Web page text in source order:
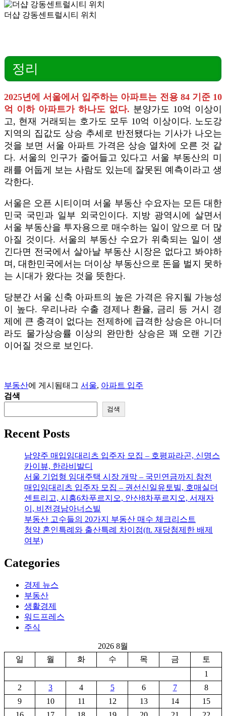
더샵 강동센트럴시티 위치
정리
2025년에 서울에서 입주하는 아파트는 전용 84 기준 10
억 이하 아파트가 하나도 없다. 분양가도 10억 이상이
고, 현재 거래되는 호가도 모두 10억 이상이다. 노도강
지역의 집값도 상승 추세로 반전됐다는 기사가 나오는
것을 보면 서울 아파트 가격은 상승 열차에 오른 것 같
다. 서울의 인구가 줄어들고 있다고 서울 부동산의 미
래를 어둡게 보는 사람도 있는데 잘못된 예측이라고 생
각한다.
서울은 오픈 시티이며 서울 부동산 수요자는 모든 대한
민국 국민과 일부 외국인이다. 지방 광역시에 살면서
서울 부동산을 투자용으로 매수하는 일이 앞으로 더 많
아질 것이다. 서울의 부동산 수요가 위축되는 일이 생
긴다면 전국에서 살아날 부동산 시장은 없다고 봐야하
며, 대한민국에서는 더이상 부동산으로 돈을 벌지 못하
는 시대가 왔다는 것을 뜻한다.
당분간 서울 신축 아파트의 높은 가격은 유지될 가능성
이 높다. 우리나라 수출 경제나 환율, 금리 등 거시 경
제에 큰 충격이 없다는 전제하에 급격한 상승은 아니더
라도 물가상승률 이상의 완만한 상승은 꽤 오랜 기간
이어질 것으로 보인다.
부동산에 게시됨태그 서울, 아파트 입주
검색
검색
Recent Posts
남양주 매입임대리츠 입주자 모집 – 호평파라곤, 신명스
카이뷰, 한라비발디
서울 기업형 임대주택 시장 개막 – 국민연금까지 참전
매입임대리츠 입주자 모집 – 권선신일유토빌, 호매실더
센트리고, 시흥6차푸르지오, 안산8차푸르지오, 서재자
이, 비전경남아너스빌
부동산 고수들의 20가지 부동산 매수 체크리스트
청약 혼인특례와 출산특례 차이점(ft. 재당첨제한 배제
여부)
Categories
경제 뉴스
부동산
생활경제
워드프레스
주식
2026 8월
일
월 화 수 목 금
토
1
2
3 4 5 6 7
8
9
10 11 12 13 14
15